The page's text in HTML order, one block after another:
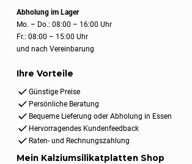
Abholung im Lager
Mo. – Do.: 08:00 – 16:00 Uhr
Fr.: 08:00 – 15:00 Uhr
und nach Vereinbarung
Ihre Vorteile
Günstige Preise
Persönliche Beratung
Bequeme Lieferung oder Abholung in Essen
Hervorragendes Kundenfeedback
Raten- und Rechnungszahlung
Mein Kalziumsilikatplatten Shop